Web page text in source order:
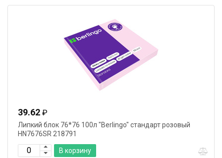
39.62 ₽
Липкий блок 76*76 100л "Berlingo" стандарт розовый
HN7676SR 218791
В корзину